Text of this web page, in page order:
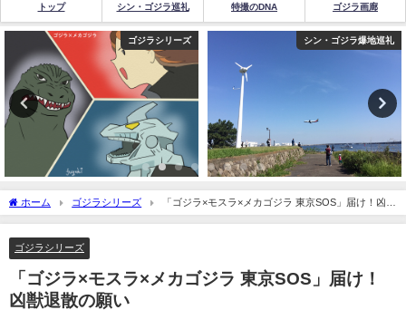
トップ シン・ゴジラ巡礼 特撮のDNA ゴジラ画廊
シン・ゴジラ爆地巡礼 観光スポット
ホーム ゴジラシリーズ
「ゴジラ×モスラ×メカゴジラ 東京SOS」届け！凶獣
退散の願い
ゴジラシリーズ
「ゴジラ×モスラ×メカゴジラ 東京SOS」届け！
凶獣退散の願い